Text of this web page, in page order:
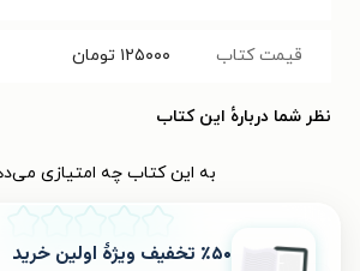
قیمت کتاب ۱۲۵۰۰۰ تومان
نظر شما دربارهٔ این کتاب
به این کتاب چه امتیازی
۱ ۲ ۳ ۴ ۵ ٪۵۰ تخفیف ویژۀ اولین خرید